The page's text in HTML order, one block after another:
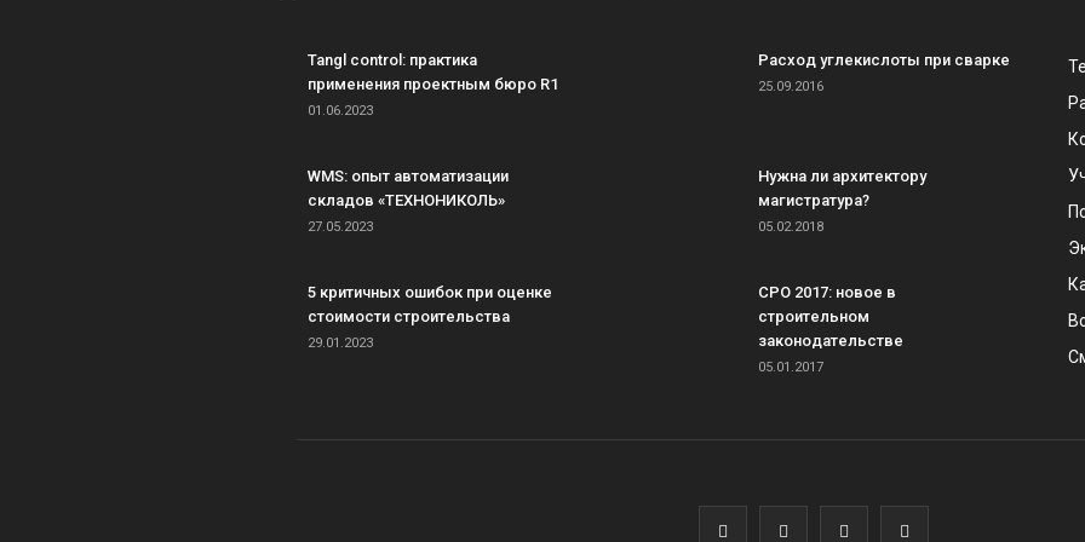
Tangl control: практика
применения проектным бюро R1
01.06.2023
WMS: опыт автоматизации
складов «ТЕХНОНИКОЛЬ»
27.05.2023
5 критичных ошибок при оценке
стоимости строительства
29.01.2023
Расход углекислоты при сварке
25.09.2016
Нужна ли архитектору
магистратура?
05.02.2018
СРО 2017: новое в
строительном
законодательстве
05.01.2017